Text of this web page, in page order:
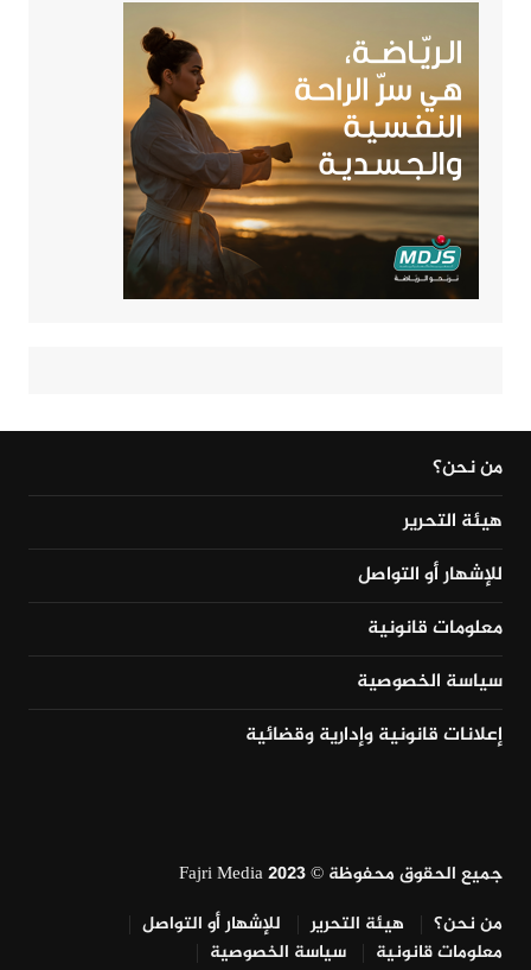
من نحن؟
هيئة التحرير
للإشهار أو التواصل
معلومات قانونية
سياسة الخصوصية
إعلانات قانونية وإدارية وقضائية
جميع الحقوق محفوظة © Fajri Media 2023
من نحن؟
هيئة التحرير
للإشهار أو التواصل
معلومات قانونية
سياسة الخصوصية